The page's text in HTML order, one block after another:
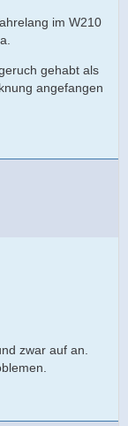
im W210
gehabt als
angefangen
zwar auf an.